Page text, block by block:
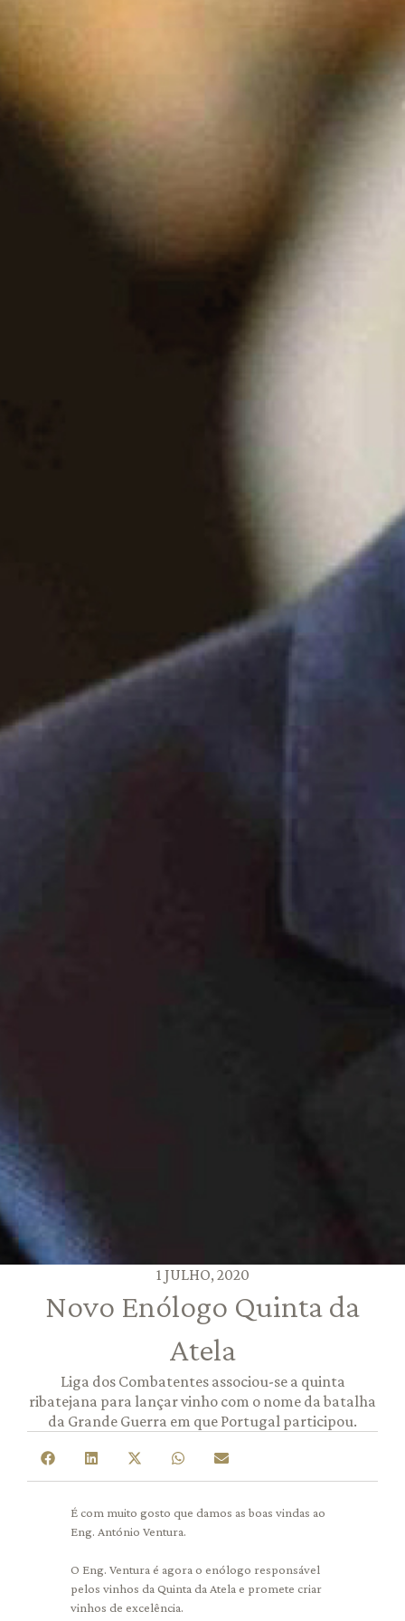
1 JULHO, 2020
Novo Enólogo Quinta da
Atela
Liga dos Combatentes associou-se a quinta
ribatejana para lançar vinho com o nome da batalha
da Grande Guerra em que Portugal participou.
É com muito gosto que damos as boas vindas ao
Eng. António Ventura.
O Eng. Ventura é agora o enólogo responsável
pelos vinhos da Quinta da Atela e promete criar
vinhos de excelência.